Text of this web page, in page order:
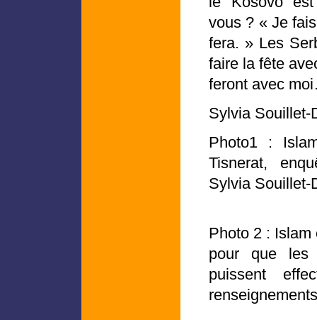
vous ? « Je
fera. » Les
faire la fête
feront avec
Sylvia Souillet-
Photo1 :
Tisnerat,
Sylvia Souillet-
Photo 2 : Islam
pour que les
puissent